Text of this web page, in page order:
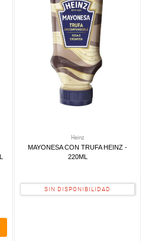
Heinz
MAYONESA CON TRUFA HEINZ -
220ML
SIN DISPONIBILIDAD